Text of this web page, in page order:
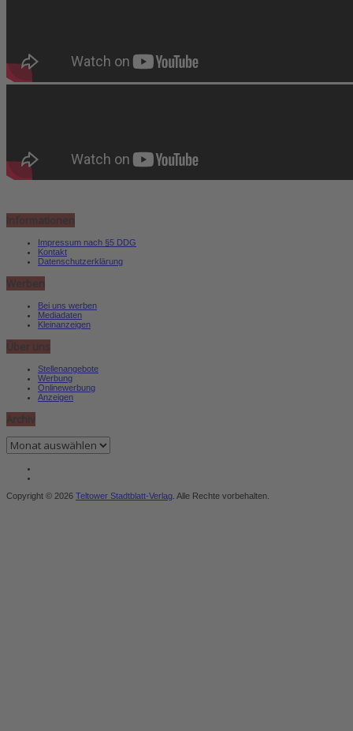
Informationen
Impressum nach §5 DDG
Kontakt
Datenschutzerklärung
Werben
Bei uns werben
Mediadaten
Kleinanzeigen
Über uns
Stellenangebote
Werbung
Onlinewerbung
Anzeigen
Archiv
Archiv
Copyright © 2026 Teltower Stadtblatt-Verlag . Alle Rechte vorbehalten.